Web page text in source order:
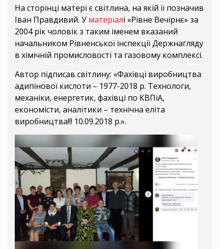
На сторінці матері є світлина, на якій її позначив
Іван Правдивий. У матеріалі «Рівне Вечірнє» за
2004 рік чоловік з таким іменем вказаний
начальником Рівненської інспекції Держнагляду
в хімічній промисловості та газовому комплексі.
Автор підписав світлину: «Фахівці виробництва
адипінової кислоти – 1977-2018 р. Технологи,
механіки, енергетик, фахівці по КВПіА,
економісти, аналітики – технічна еліта
виробництва!!! 10.09.2018 р.».